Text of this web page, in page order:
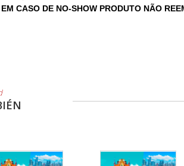
EM CASO DE NO-SHOW PRODUTO NÃO